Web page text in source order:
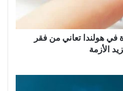
هولندا تعاني من فقر
الأزمة